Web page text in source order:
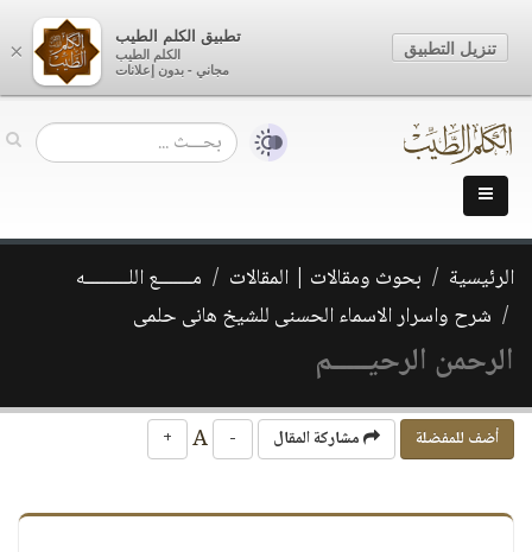
الرئيسية بحوث ومقالات | المقالات
مـــــــع اللـــــــــه
شرح واسرار الاسماء الحسنى للشيخ هانى حلمى
الرحمن الرحيـــــم
أضف للمفضلة مشاركة المقال -
+
×
تطبيق الكلم الطيب
الكلم الطيب
مجاني - بدون إعلانات
تنزيل التطبيق